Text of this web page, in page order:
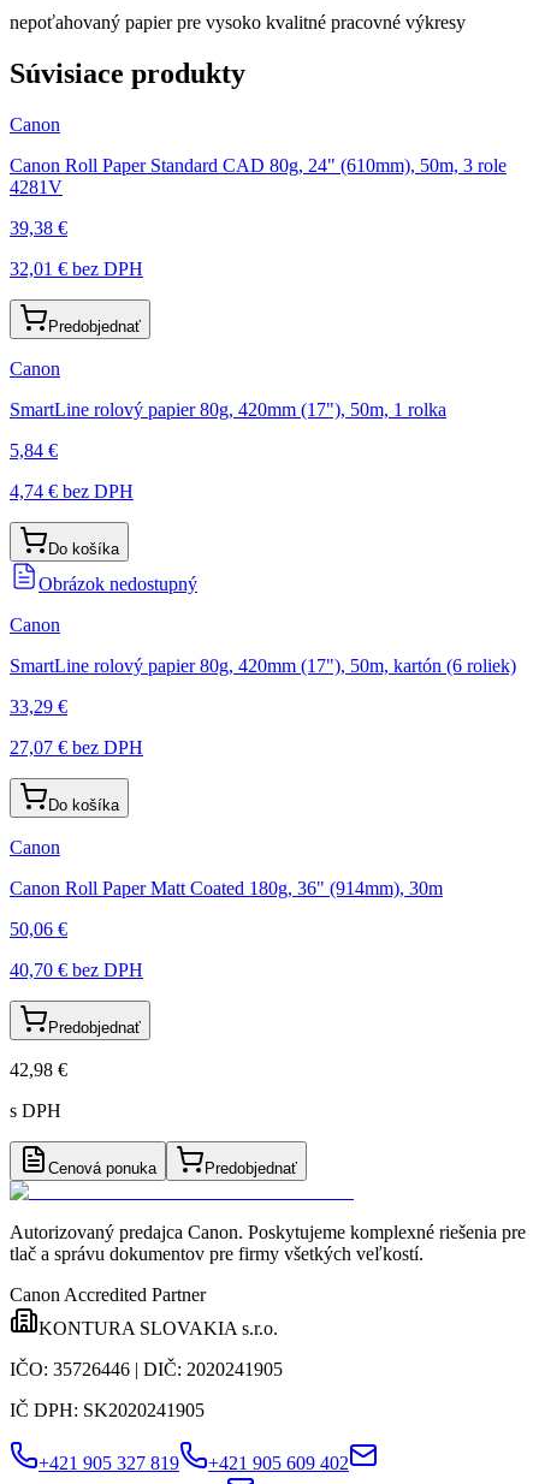
nepoťahovaný papier pre vysoko kvalitné pracovné výkresy
Súvisiace produkty
Canon
Canon Roll Paper Standard CAD 80g, 24" (610mm), 50m, 3 role
4281V
39,38 €
32,01 € bez DPH
Predobjednať
Canon
SmartLine rolový papier 80g, 420mm (17"), 50m, 1 rolka
5,84 €
4,74 € bez DPH
Do košíka
Obrázok nedostupný
Canon
SmartLine rolový papier 80g, 420mm (17"), 50m, kartón (6 roliek)
33,29 €
27,07 € bez DPH
Do košíka
Canon
Canon Roll Paper Matt Coated 180g, 36" (914mm), 30m
50,06 €
40,70 € bez DPH
Predobjednať
42,98 €
s DPH
Cenová ponuka Predobjednať
Autorizovaný predajca Canon. Poskytujeme komplexné riešenia pre
tlač a správu dokumentov pre firmy všetkých veľkostí.
Canon Accredited Partner
KONTURA SLOVAKIA s.r.o.
IČO: 35726446 | DIČ: 2020241905
IČ DPH: SK2020241905
+421 905 327 819
+421 905 609 402